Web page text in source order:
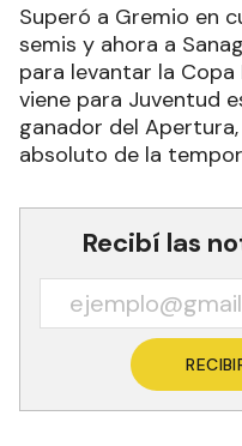
Superó a Gremio en
semis y ahora a
para levantar la
viene para Juventud
ganador del
absoluto de la
Recibí las